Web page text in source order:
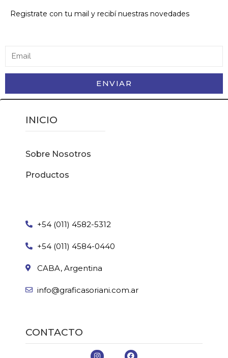
Registrate con tu mail y recibí nuestras novedades
ENVIAR
INICIO
Sobre Nosotros
Productos
+54 (011) 4582-5312
+54 (011) 4584-0440
CABA, Argentina
info@graficasoriani.com.ar
CONTACTO